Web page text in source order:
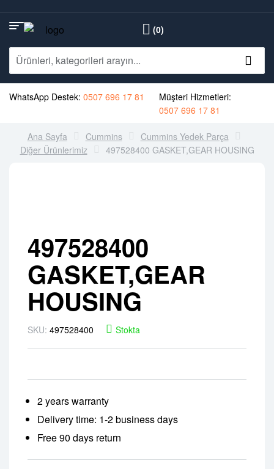
(0)
WhatsApp Destek: 0507 696 17 81
Müşteri Hizmetleri:
0507 696 17 81
Ana Sayfa Cummins
Cummins Yedek Parça
Diğer Ürünlerimiz
497528400 GASKET,GEAR HOUSING
497528400
GASKET,GEAR
HOUSING
SKU: 497528400 Stokta
2 years warranty
Delivery time: 1-2 business days
Free 90 days return